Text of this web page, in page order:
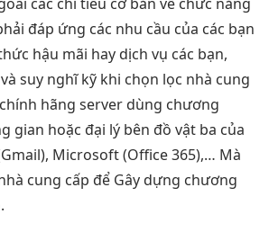
đáp ứng các nhu cầu của các bạn
hậu mãi hay dịch vụ các bạn,
suy nghĩ kỹ khi chọn lọc nhà cung
hãng server dùng chương
gian hoặc đại lý bên đồ vật ba của
Microsoft (Office 365),… Mà
cung cấp để Gây dựng chương